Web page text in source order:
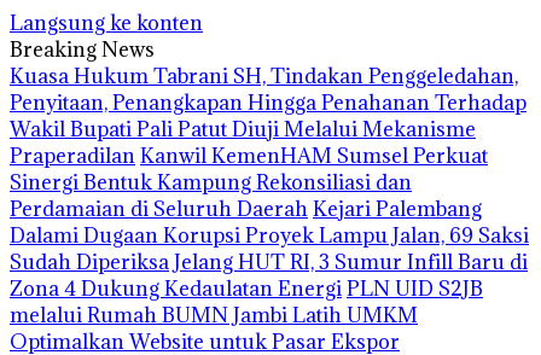
Langsung ke konten
Breaking News
‎Kuasa Hukum Tabrani SH, Tindakan Penggeledahan,
Penyitaan, Penangkapan Hingga Penahanan Terhadap
Wakil Bupati Pali Patut Diuji Melalui Mekanisme
PraperadilanKanwil KemenHAM Sumsel Perkuat
Sinergi Bentuk Kampung Rekonsiliasi dan
Perdamaian di Seluruh DaerahKejari Palembang
Dalami Dugaan Korupsi Proyek Lampu Jalan, 69 Saksi
Sudah DiperiksaJelang HUT RI, 3 Sumur Infill Baru di
Zona 4 Dukung Kedaulatan EnergiPLN UID S2JB
melalui Rumah BUMN Jambi Latih UMKM
Optimalkan Website untuk Pasar Ekspor